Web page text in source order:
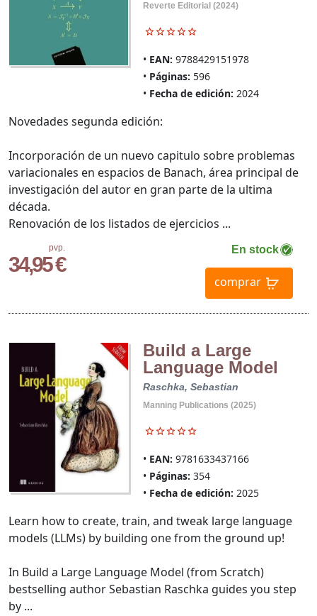
Reverte Editorial (2024)
EAN: 9788429151978
Páginas: 596
Fecha de edición: 2024
pvp.
34,95 €
En stock
comprar
Novedades segunda edición:
Incorporación de un nuevo capitulo sobre problemas
variacionales en espacios de Banach, área principal de
investigación del autor en gran parte de la ultima
década.
Renovación de los listados de ejercicios ...
Build a Large
Language Model
Raschka, Sebastian
Manning Publications (2025)
EAN: 9781633437166
Páginas: 354
Fecha de edición: 2025
Learn how to create, train, and tweak large language
models (LLMs) by building one from the ground up!
In Build a Large Language Model (from Scratch)
bestselling author Sebastian Raschka guides you step
by ...